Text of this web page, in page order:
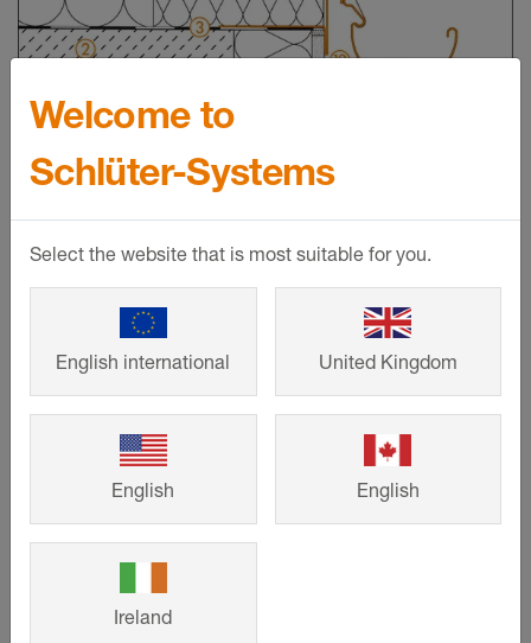
Doorsnedetekening van het randdetail 4 voor dakterrasopbouw C.6
Losse plaatsing op TROBA-PLUS 8G
Betonplaat
Dekvloer met afschot (1,5–2%)
Dampscherm volgens DIN 18531
Isolatie
Bouwplaatsafdichting conform DIN 18531
Schlüter-TROBA-PLUS 8G
Schlüter-TROBA-STELZ-DR
Grootformaat zelfdragende platen
Schlüter- BARA-RWL
Drainageopeningen vrijhouden
Schlüter-BARA-RTK
Welcome to
Schlüter-Systems
Select the website that is most suitable for you.
English international United Kingdom
English English
Ireland